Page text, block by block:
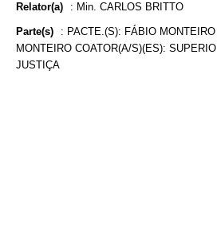
Relator(a) : Min. CARLOS BRITTO
Parte(s) : PACTE.(S): FÁBIO
MONTEIRO COATOR(A/S)(ES):
JUSTIÇA